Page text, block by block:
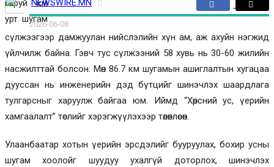
NEWSWIRE.MN
2026-06-08
гаруй км
урт шугам
сүлжээгээр дамжуулан нийслэлийн хүн ам, аж ахуйн нэгжид
үйлчилж байна. Гэвч тус сүлжээний 58 хувь нь 30-60 жилийн
насжилттай болсон. Мөн 86.7 км шугамын ашиглалтын хугацаа
дууссан нь инженерийн дэд бүтцийг шинэчлэх шаардлага
тулгарсныг харуулж байгаа юм. Иймд “Хөрсний ус, үерийн
хамгаалалт” төслийг хэрэгжүүлэхээр төлөвлөсөн.
Улаанбаатар хотын үерийн эрсдэлийг бууруулах, бохир усны
шугам хоолойг шуудуу ухалгүй доторлох, шинэчлэх